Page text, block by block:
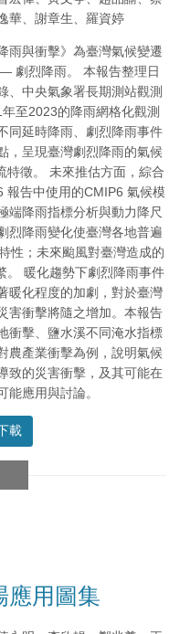
華、謝章生、羅資婷
雨與衝擊》為臺灣氣候變遷
劇烈降雨。 本報告整理日
、中央氣象署長期測站觀測
至2023的降雨網格化觀測
同延時降雨、劇烈降雨事件
，呈現臺灣劇烈降雨的氣候
特徵。 未來推估方面，綜合
報告中使用的CMIP6 氣候模
端降雨指標分析與動力降尺
烈降雨變化使臺灣各地普遍
性；未來颱風對臺灣造成的
。 暖化趨勢下劇烈降雨事件
暖化程度的加劇，對於臺灣
害衝擊將隨之增加。本報告
衝擊、鹽水溪不同淹水指標
農產業衝擊為例，說明氣候
致的災害衝擊，及其可能在
能應用與討論。
載
應用圖集